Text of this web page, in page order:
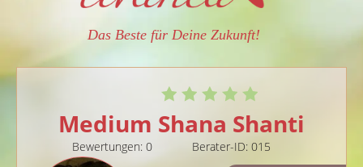
Das Beste für Deine Zukunft!
Medium Shana Shanti
Bewertungen: 0
Berater-ID: 015